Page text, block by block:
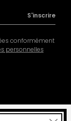
conformément
personnelles
S'inscrire